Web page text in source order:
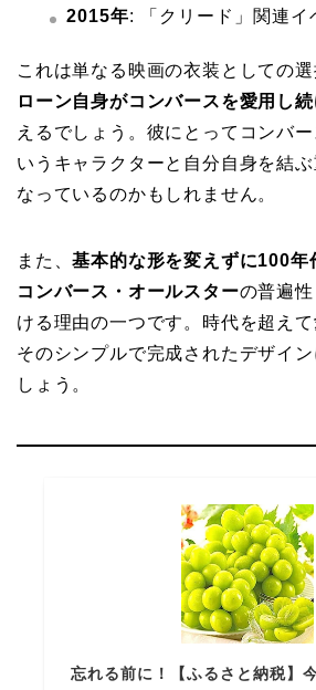
2015年: 「クリード」関連イ
これは単なる映画の衣装としての選
ローン自身がコンバースを愛用し
えるでしょう。彼にとってコンバ
いうキャラクターと自分自身を結
なっているのかもしれません。
また、基本的な形を変えずに100年
コンバース・オールスターの普遍
ける理由の一つです。時代を超えて
そのシンプルで完成されたデザイ
しょう。
忘れる前に！【ふるさと納税】